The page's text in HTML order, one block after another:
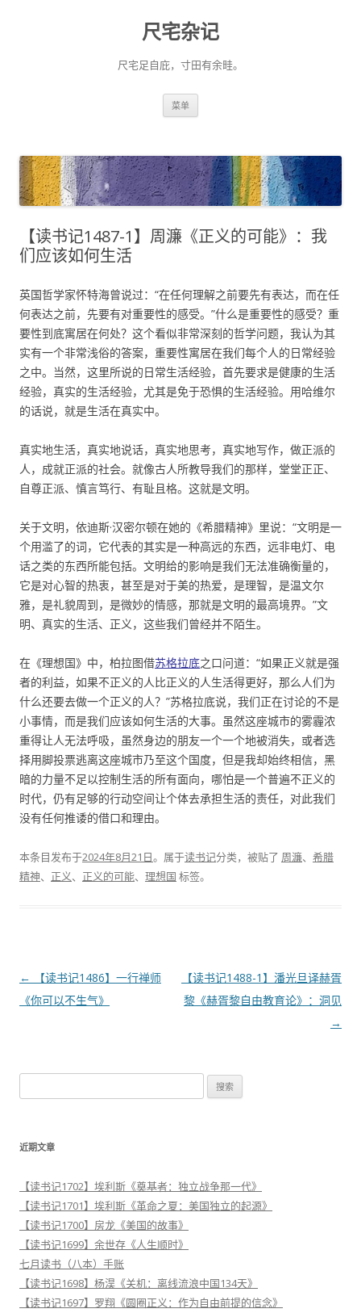
尺宅杂记
尺宅足自庇，寸田有余畦。
菜单
【读书记1487-1】周濂《正义的可能》：我
们应该如何生活
英国哲学家怀特海曾说过：“在任何理解之前要先有表达，而在任
何表达之前，先要有对重要性的感受。”什么是重要性的感受？重
要性到底寓居在何处？这个看似非常深刻的哲学问题，我认为其
实有一个非常浅俗的答案，重要性寓居在我们每个人的日常经验
之中。当然，这里所说的日常生活经验，首先要求是健康的生活
经验，真实的生活经验，尤其是免于恐惧的生活经验。用哈维尔
的话说，就是生活在真实中。
真实地生活，真实地说话，真实地思考，真实地写作，做正派的
人，成就正派的社会。就像古人所教导我们的那样，堂堂正正、
自尊正派、慎言笃行、有耻且格。这就是文明。
关于文明，依迪斯·汉密尔顿在她的《希腊精神》里说：“文明是一
个用滥了的词，它代表的其实是一种高远的东西，远非电灯、电
话之类的东西所能包括。文明给的影响是我们无法准确衡量的，
它是对心智的热衷，甚至是对于美的热爱，是理智，是温文尔
雅，是礼貌周到，是微妙的情感，那就是文明的最高境界。”文
明、真实的生活、正义，这些我们曾经并不陌生。
在《理想国》中，柏拉图借苏格拉底之口问道：“如果正义就是强
者的利益，如果不正义的人比正义的人生活得更好，那么人们为
什么还要去做一个正义的人？”苏格拉底说，我们正在讨论的不是
小事情，而是我们应该如何生活的大事。虽然这座城市的雾霾浓
重得让人无法呼吸，虽然身边的朋友一个一个地被消失，或者选
择用脚投票逃离这座城市乃至这个国度，但是我却始终相信，黑
暗的力量不足以控制生活的所有面向，哪怕是一个普遍不正义的
时代，仍有足够的行动空间让个体去承担生活的责任，对此我们
没有任何推诿的借口和理由。
本条目发布于2024年8月21日。属于读书记分类，被贴了 周濂、 希腊
精神、 正义、 正义的可能、 理想国 标签。
文
章
←
【读书记1486】一行禅师
《你可以不生气》
【读书记1488-1】潘光旦译赫胥
黎《赫胥黎自由教育论》：洞见
→
索
近期文章
【读书记1702】埃利斯《奠基者：独立战争那一代》
【读书记1701】埃利斯《革命之夏：美国独立的起源》
【读书记1700】房龙《美国的故事》
【读书记1699】余世存《人生顺时》
七月读书（八本）手账
【读书记1698】杨淏《关机：离线流浪中国134天》
【读书记1697】罗翔《圆圈正义：作为自由前提的信念》